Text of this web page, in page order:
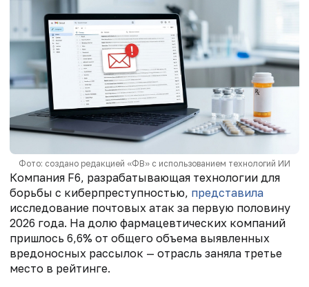
Фото: создано редакцией «ФВ» с использованием технологий ИИ
Компания F6, разрабатывающая технологии для
борьбы с киберпреступностью, представила
исследование почтовых атак за первую половину
2026 года. На долю фармацевтических компаний
пришлось 6,6% от общего объема выявленных
вредоносных рассылок — отрасль заняла третье
место в рейтинге.